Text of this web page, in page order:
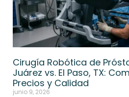
Cirugía Robótica de
Juárez vs. El Paso, TX:
Precios y Calidad
junio 9, 2026